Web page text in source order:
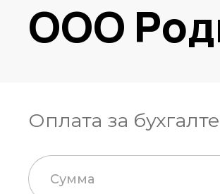
ООО
Оплата за